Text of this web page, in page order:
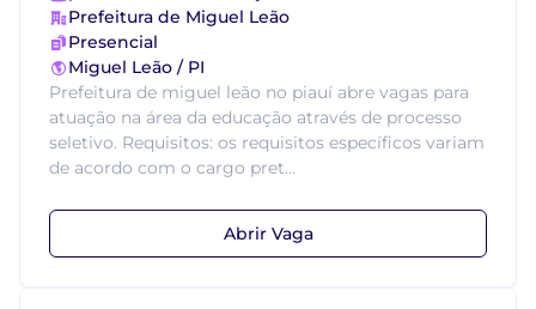
Prefeitura de Miguel Leão
Presencial
Miguel Leão / PI
Prefeitura de miguel leão no piauí abre vagas para
atuação na área da educação através de processo
seletivo. Requisitos: os requisitos específicos variam
de acordo com o cargo pret...
Abrir Vaga